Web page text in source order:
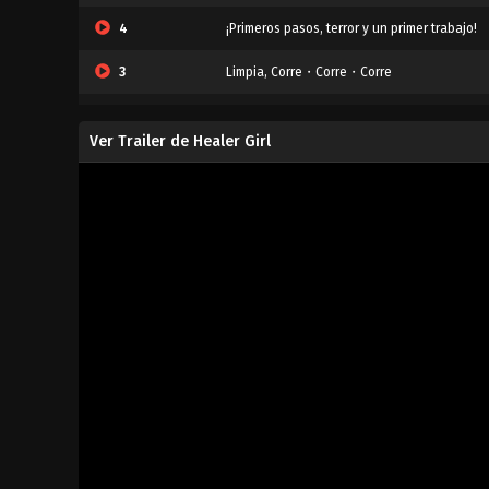
4 ¡Primeros pasos, terror y un primer trabajo!
3 Limpia, Corre・Corre・Corre
1 Kana Fujii, sanadora (aprendiz)
Ver Trailer de Healer Girl